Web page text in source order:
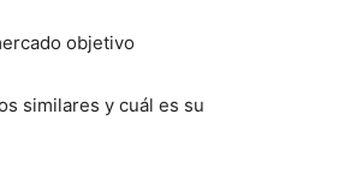
objetivo
similares y cuál es su